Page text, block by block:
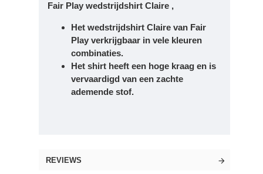
Fair Play wedstrijdshirt Claire ,
Het wedstrijdshirt Claire van Fair
Play verkrijgbaar in vele kleuren
combinaties.
Het shirt heeft een hoge kraag en is
vervaardigd van een zachte
ademende stof.
REVIEWS